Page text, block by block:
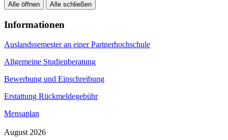
Alle öffnen Alle schließen
Informationen
Auslandssemester an einer Partnerhochschule
Allgemeine Studienberatung
Bewerbung und Einschreibung
Erstattung Rückmeldegebühr
Mensaplan
August 2026